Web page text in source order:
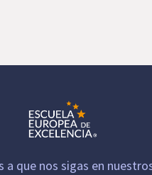
a que nos sigas en